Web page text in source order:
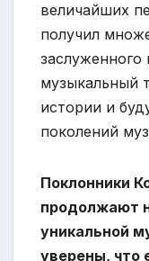
величайших
получил
заслуженного
музыкальный
истории и
поколений
Поклонники
продолжают
уникальной
уверены, что